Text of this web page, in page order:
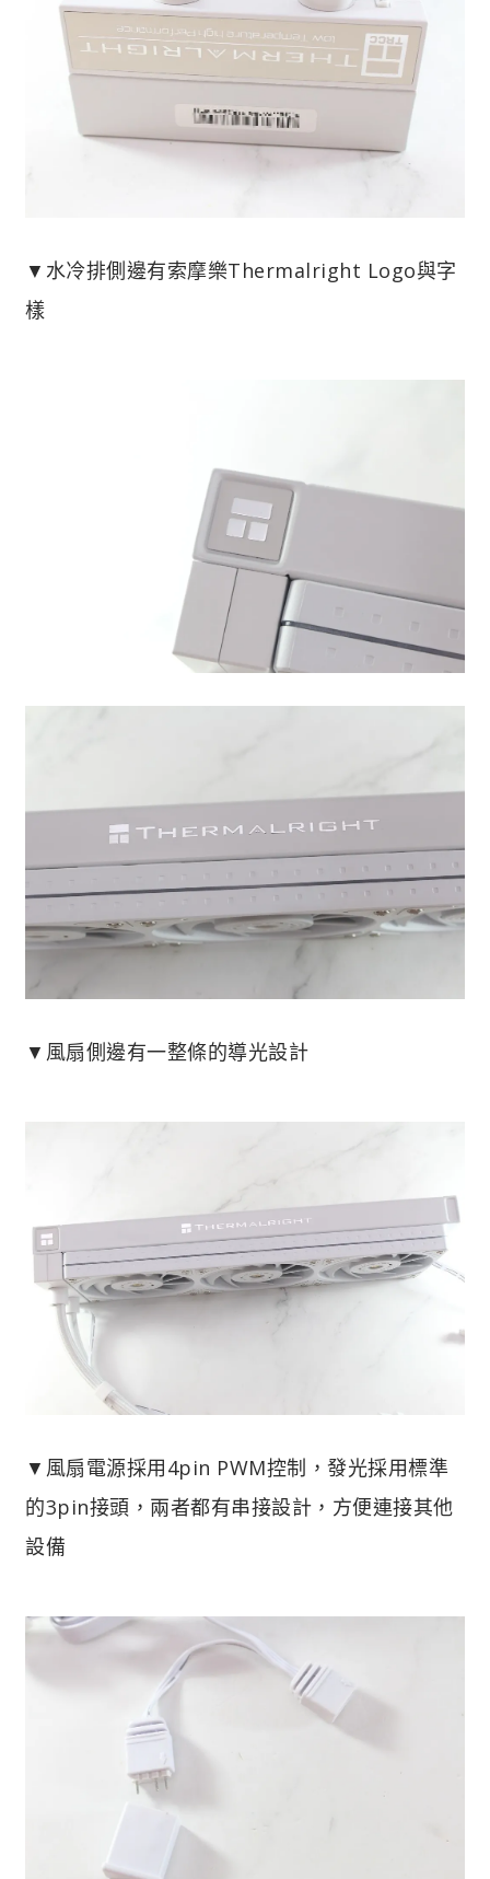
▼水冷排側邊有索摩樂Thermalright Logo與字
樣
▼風扇側邊有一整條的導光設計
▼風扇電源採用4pin PWM控制，發光採用標準
的3pin接頭，兩者都有串接設計，方便連接其他
設備